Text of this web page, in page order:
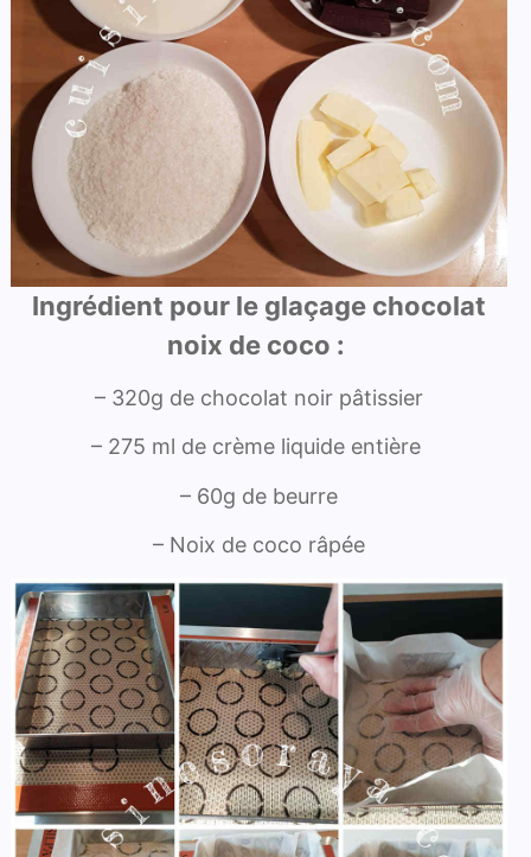
Ingrédient pour le glaçage chocolat
noix de coco :
– 320g de chocolat noir pâtissier
– 275 ml de crème liquide entière
– 60g de beurre
– Noix de coco râpée